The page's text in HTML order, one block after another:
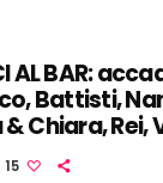
AL BAR:
Battisti,
Chiara, Rei,
15